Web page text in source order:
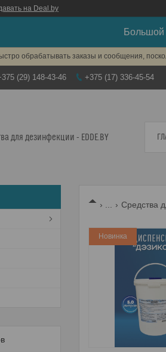
на Deal.by
Большой
обрабатывать заказы и сообщения,
(29) 148-43-46 +375 (17) 336-45-54
для дезинфекции - EDDE.BY
Средства
Новинка